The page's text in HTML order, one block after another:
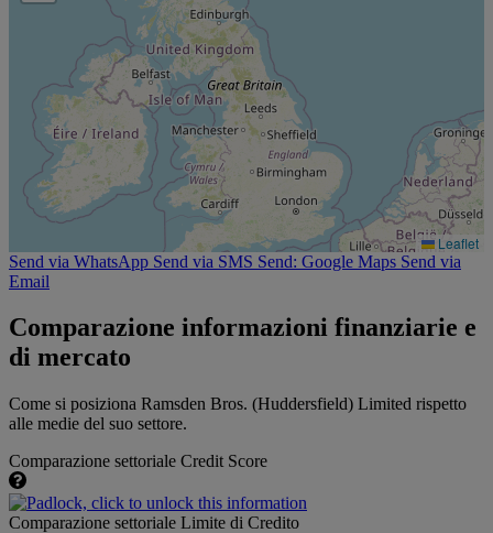
Leaflet
Send via WhatsApp Send via SMS Send: Google Maps Send via
Email
Comparazione informazioni finanziarie e
di mercato
Come si posiziona Ramsden Bros. (Huddersfield) Limited rispetto
alle medie del suo settore.
Comparazione settoriale Credit Score
Comparazione settoriale Limite di Credito